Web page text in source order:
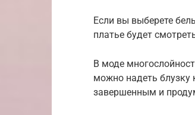
Если вы выберете
платье будет
В моде
можно надеть блузку
завершенным и